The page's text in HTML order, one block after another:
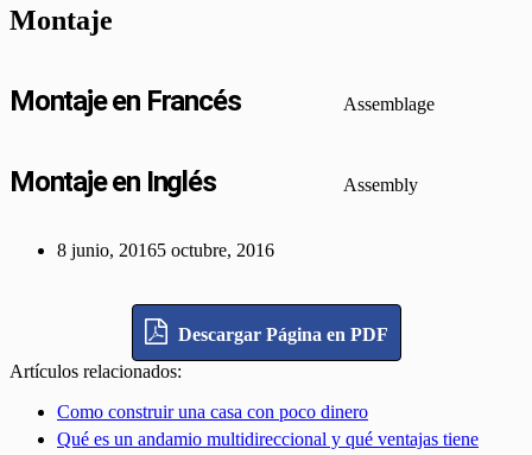
Montaje
Montaje en Francés Assemblage
Montaje en Inglés Assembly
8 junio, 20165 octubre, 2016
Descargar Página en PDF
Artículos relacionados:
Como construir una casa con poco dinero
Qué es un andamio multidireccional y qué ventajas tiene